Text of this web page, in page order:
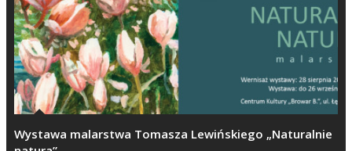
Wystawa malarstwa Tomasza Lewińskiego „Naturalnie